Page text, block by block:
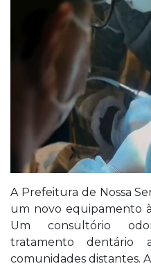
A Prefeitura de Nossa
um novo equipamento
Um consultório
tratamento dentário
comunidades distantes.